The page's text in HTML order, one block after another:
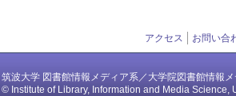
アクセス お問い合
筑波大学 図書館情報メディア系／大学院図書館情報
© Institute of Library, Information and Media Science,